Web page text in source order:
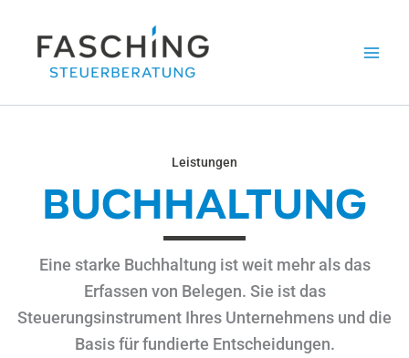
springen
Leistungen
BUCHHALTUNG
Eine starke Buchhaltung ist weit mehr als das
Erfassen von Belegen. Sie ist das
Steuerungsinstrument Ihres Unternehmens und die
Basis für fundierte Entscheidungen.